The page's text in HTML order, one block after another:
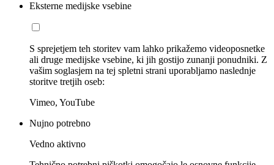
Eksterne medijske vsebine
S sprejetjem teh storitev vam lahko prikažemo videoposnetke
ali druge medijske vsebine, ki jih gostijo zunanji ponudniki. Z
vašim soglasjem na tej spletni strani uporabljamo naslednje
storitve tretjih oseb:
Vimeo, YouTube
Nujno potrebno
Vedno aktivno